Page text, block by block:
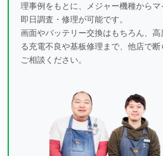
理事例をもとに、
メジャー機種から
即日調査・修理が可能です。
画面やバッテリー交換はもちろん、
る充電不良や基板修理まで、 他店で断
ご相談ください。